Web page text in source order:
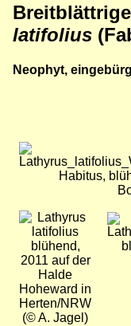
latifolius
Neophyt,
Bild
Habitus,
Bild
blühend,
2011 auf der
Halde
Hoheward in
Herten/NRW
(© A. Jagel)
Bild